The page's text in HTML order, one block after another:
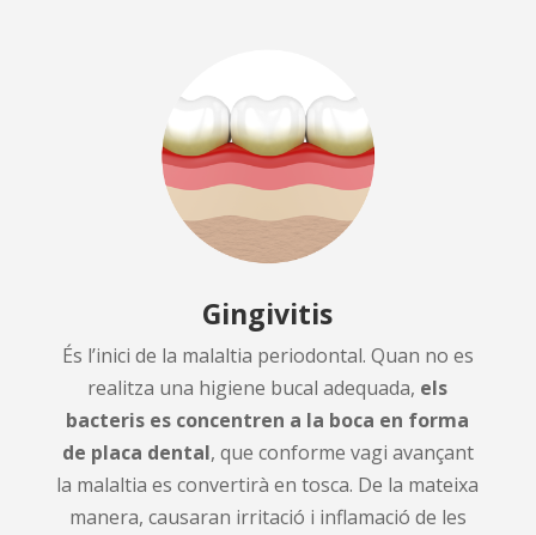
Gingivitis
És l’inici de la malaltia periodontal. Quan no es
realitza una higiene bucal adequada, els
bacteris es concentren a la boca en forma
de placa dental, que conforme vagi avançant
la malaltia es convertirà en tosca. De la mateixa
manera, causaran irritació i inflamació de les